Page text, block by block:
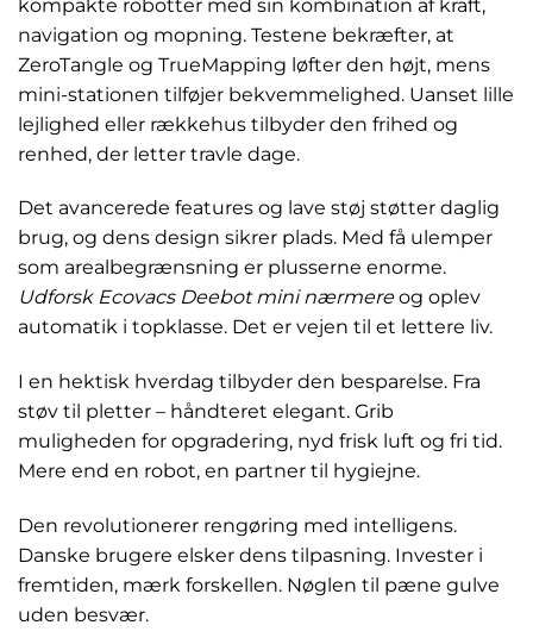
kompakte robotter med sin kombination af kraft,
navigation og mopning. Testene bekræfter, at
ZeroTangle og TrueMapping løfter den højt, mens
mini-stationen tilføjer bekvemmelighed. Uanset lille
lejlighed eller rækkehus tilbyder den frihed og
renhed, der letter travle dage.
Det avancerede features og lave støj støtter daglig
brug, og dens design sikrer plads. Med få ulemper
som arealbegrænsning er plusserne enorme.
Udforsk Ecovacs Deebot mini nærmereog oplev
automatik i topklasse. Det er vejen til et lettere liv.
I en hektisk hverdag tilbyder den besparelse. Fra
støv til pletter – håndteret elegant. Grib
muligheden for opgradering, nyd frisk luft og fri tid.
Mere end en robot, en partner til hygiejne.
Den revolutionerer rengøring med intelligens.
Danske brugere elsker dens tilpasning. Invester i
fremtiden, mærk forskellen. Nøglen til pæne gulve
uden besvær.